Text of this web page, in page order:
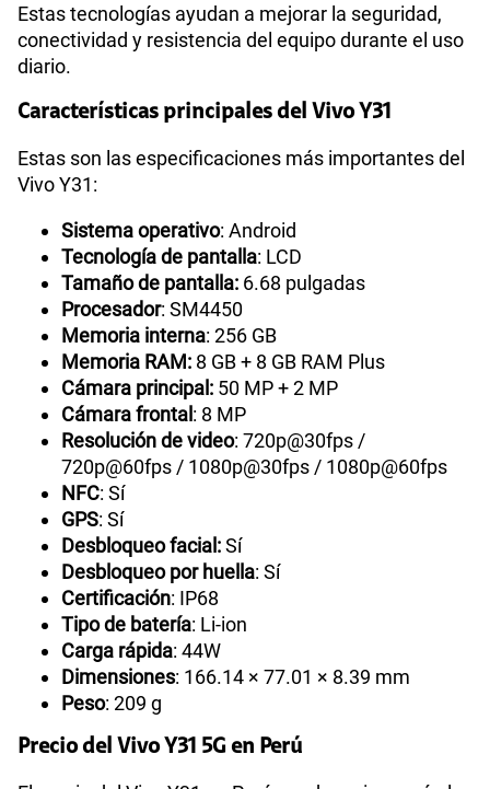
Estas tecnologías ayudan a mejorar la seguridad,
conectividad y resistencia del equipo durante el uso
diario.
Características principales del Vivo Y31
Estas son las especificaciones más importantes del
Vivo Y31:
Sistema operativo: Android
Tecnología de pantalla: LCD
Tamaño de pantalla: 6.68 pulgadas
Procesador: SM4450
Memoria interna: 256 GB
Memoria RAM: 8 GB + 8 GB RAM Plus
Cámara principal: 50 MP + 2 MP
Cámara frontal: 8 MP
Resolución de video: 720p@30fps /
720p@60fps / 1080p@30fps / 1080p@60fps
NFC: Sí
GPS: Sí
Desbloqueo facial:Sí
Desbloqueo por huella: Sí
Certificación: IP68
Tipo de batería: Li-ion
Carga rápida: 44W
Dimensiones: 166.14 × 77.01 × 8.39 mm
Peso: 209 g
Precio del Vivo Y31 5G en Perú